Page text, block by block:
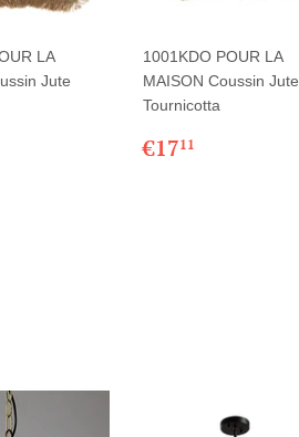
LA
Jute
1001KDO POUR LA
MAISON Coussin Jute
Tournicotta
PRIX
€1711